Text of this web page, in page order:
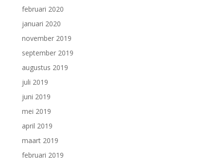
februari 2020
januari 2020
november 2019
september 2019
augustus 2019
juli 2019
juni 2019
mei 2019
april 2019
maart 2019
februari 2019